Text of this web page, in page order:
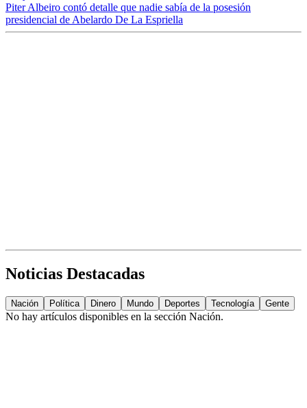
Piter Albeiro contó detalle que nadie sabía de la posesión
presidencial de Abelardo De La Espriella
Noticias Destacadas
Nación Política Dinero Mundo Deportes Tecnología Gente
No hay artículos disponibles en la sección Nación.